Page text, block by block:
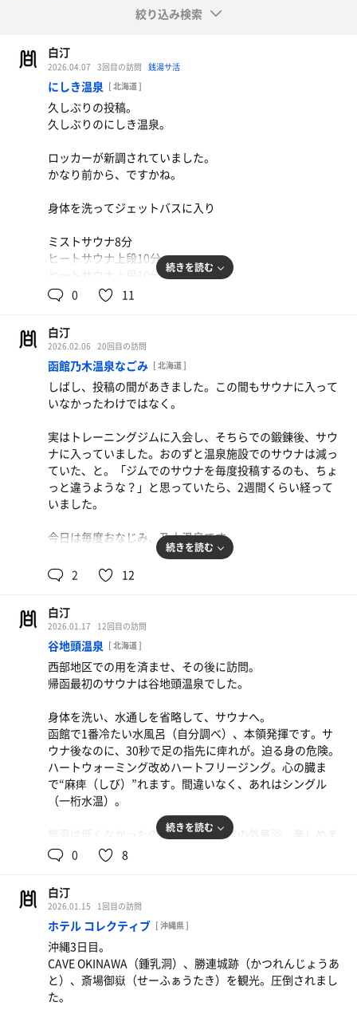
絞り込み検索
白汀
2026.04.07 3回目の訪問 銭湯サ活
にしき温泉 [ 北海道 ]
久しぶりの投稿。
久しぶりのにしき温泉。
ロッカーが新調されていました。
かなり前から、ですかね。
身体を洗ってジェットバスに入り
ミストサウナ8分
ヒートサウナ上段10分
ヒートサウナ上段10分
水風呂1分×3
2回目の休憩時、意識が飛びました。
さすがにしき温泉！
これからも、仕事の後の候補にあがりそうです。
続きを読む
0 11
白汀
2026.02.06 20回目の訪問
函館乃木温泉なごみ [ 北海道 ]
しばし、投稿の間があきました。この間もサウナに入って
いなかったわけではなく。
実はトレーニングジムに入会し、そちらでの鍛錬後、サウ
ナに入っていました。おのずと温泉施設でのサウナは減っ
ていた、と。「ジムでのサウナを毎度投稿するのも、ちょ
っと違うような？」と思っていたら、2週間くらい経って
いました。
今日は毎度おなじみ、乃木温泉です。
ジムの浴室には水風呂がなく、外気浴スペースもないた
め、やや物足りなさを感じていました。マイナス気温で
も、風雪を浴びようとも、サウナで熱のこもった身体を冷
やすのは、外気浴が一番。
今日は腰（厳密には臀-しり-の筋肉）が痛かったので、電
気風呂にも入ってきました。サウナもいいけど、露天風呂
もいいですね。湿布をして、安静にしておきます。
※ミストサウナの蒸気は、今日も故障中。「視界がクリア
な足湯」状態。入室自体は可能です。
サウナ：ヒート8分 ×3
水風呂：1分 × 3
外気浴：3分 × 3
締め：ヒートサウナ6分 水シャワー30秒
続きを読む
2 12
白汀
2026.01.17 12回目の訪問
谷地頭温泉 [ 北海道 ]
西部地区での用を済ませ、その後に訪問。
帰函最初のサウナは谷地頭温泉でした。
身体を洗い、水通しを省略して、サウナへ。
函館で1番冷たい水風呂（自分調べ）、本領発揮です。サ
ウナ後なのに、30秒で足の指先に痺れが。迫る身の危険。
ハートウォーミング改めハートフリージング。心の臓ま
で“麻痺（しび）”れます。間違いなく、あれはシングル
（一桁水温）。
気温は低くなかったので、露天風呂での外気浴、楽しめま
した。
何か踏んだと思ったら、屋根から落ちた積雪。
ひんやりすると思って目を開けたら、降りはじめた雪。
どんなに寒かろうと、吹雪でタオルが凍ろうと、外気浴は
欠かせない。
今はそんな感じです。（基本的に風に当たるのが好き）
そうそう、今なら男湯で「99.9℃の露天風呂」に入れま
す。
写真は撮影できないので、気になった方は、ぜひ。
続きを読む
0 8
白汀
2026.01.15 1回目の訪問
ホテル コレクティブ [ 沖縄県 ]
沖縄3日目。
CAVE OKINAWA（鍾乳洞）、勝連城跡（かつれんじょうあ
と）、斎場御嶽（せーふぁうたき）を観光。圧倒されまし
た。